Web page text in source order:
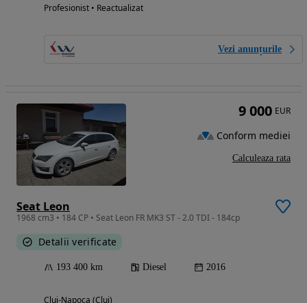
Profesionist • Reactualizat
Vezi anunțurile
Seat Leon
1968 cm3 • 184 CP • Seat Leon FR MK3 ST - 2.0 TDI - 184cp
Detalii verificate
193 400 km Diesel 2016
Cluj-Napoca (Cluj)
9 000 EUR
Conform mediei
Calculeaza rata